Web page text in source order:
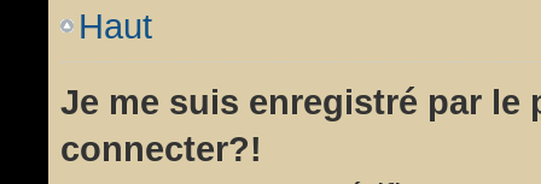
Haut
Je me suis enregistré par le
connecter?!